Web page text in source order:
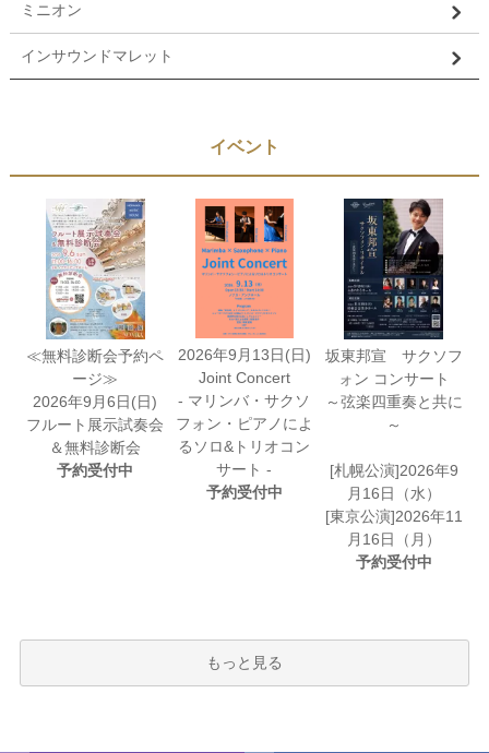
ミニオン
インサウンドマレット
イベント
≪無料診断会予約ペ
ージ≫
2026年9月6日(日)
フルート展示試奏会
＆無料診断会
予約受付中
2026年9月13日(日)
Joint Concert
- マリンバ・サクソ
フォン・ピアノによ
るソロ&トリオコン
サート -
予約受付中
坂東邦宣 サクソフ
ォン コンサート
～弦楽四重奏と共に
～
[札幌公演]2026年9
月16日（水）
[東京公演]2026年11
月16日（月）
予約受付中
もっと見る